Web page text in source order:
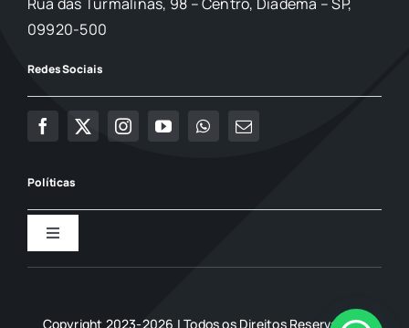
09920-500
Redes Sociais
Políticas
Toggle
Navigation
Copyright 2023-2026 | Todos os Direitos Reservados |